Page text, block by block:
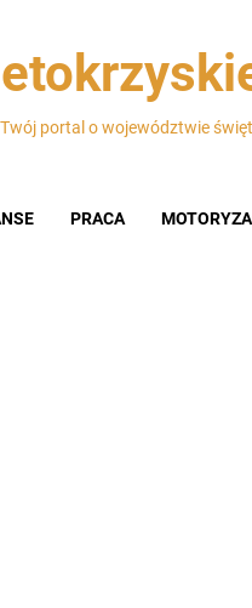
Twój portal o województwie
PRACA